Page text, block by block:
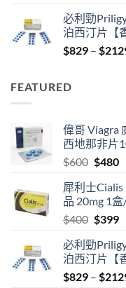
was:
$400.
必利勁
泊西汀片【
$829 – $
FEATURED
偉哥 Viagra
西地那非片
$600 Original
was:
$600.
$480
犀利士
品 20mg 1
$400 Original
was:
$400.
$399
必利勁
泊西汀片【
$829 – $